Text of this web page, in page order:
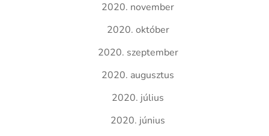
2020. november
2020. október
2020. szeptember
2020. augusztus
2020. július
2020. június